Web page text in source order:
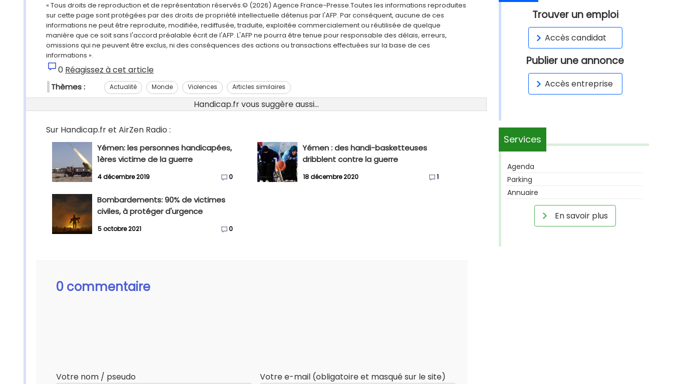
« Tous droits de reproduction et de représentation réservés.© (2026) Agence France-Presse.Toutes les informations reproduites
sur cette page sont protégées par des droits de propriété intellectuelle détenus par l'AFP. Par conséquent, aucune de ces
informations ne peut être reproduite, modifiée, rediffusée, traduite, exploitée commercialement ou réutilisée de quelque
manière que ce soit sans l'accord préalable écrit de l'AFP. L'AFP ne pourra être tenue pour responsable des délais, erreurs,
omissions qui ne peuvent être exclus, ni des conséquences des actions ou transactions effectuées sur la base de ces
informations ».
0 Réagissez à cet article
Thèmes : Actualité Monde Violences Articles similaires
Handicap.fr vous suggère aussi...
Sur Handicap.fr et AirZen Radio :
Yémen: les personnes handicapées,
1ères victime de la guerre
4 décembre 2019 0
Yémen : des handi-basketteuses
dribblent contre la guerre
18 décembre 2020 1
Bombardements: 90% de victimes
civiles, à protéger d'urgence
5 octobre 2021 0
0 commentaire
Votre nom / pseudo Votre e-mail (obligatoire et masqué sur le site)
Trouver un emploi
Accès candidat
Publier une annonce
Accès entreprise
Services
Agenda
Parking
Annuaire
En savoir plus